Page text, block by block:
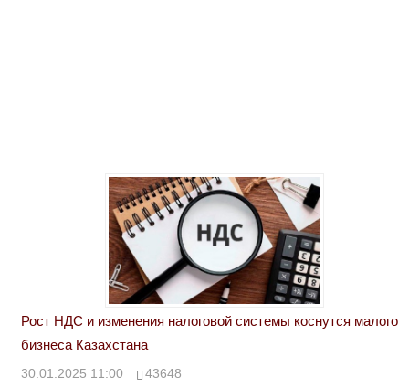
Рост НДС и изменения налоговой системы коснутся малого
бизнеса Казахстана
30.01.2025 11:00 43648